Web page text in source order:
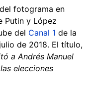
fotograma en
Putin y López
del Canal 1 de la
de 2018. El título,
a Andrés Manuel
elecciones